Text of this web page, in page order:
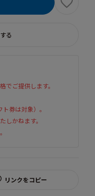
る
でご提供します。
券は対象）。
しかねます。
リンクをコピー